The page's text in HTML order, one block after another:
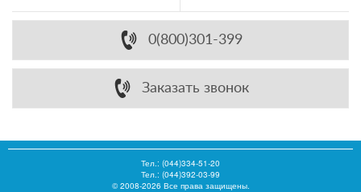
0(800)301-399
Заказать звонок
Тел.: (044)334-51-20
Тел.: (044)392-03-99
© 2008-2026 Все права защищены.